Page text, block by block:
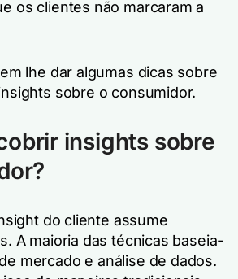
os clientes não marcaram a
lhe dar algumas dicas sobre
sobre o consumidor.
insights sobre
do cliente assume
A maioria das técnicas baseia-
mercado e análise de dados.